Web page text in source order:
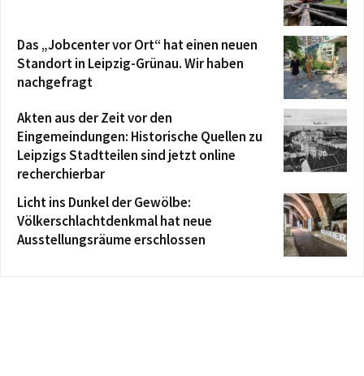
Das „Jobcenter vor Ort“ hat einen neuen
Standort in Leipzig-Grünau. Wir haben
nachgefragt
Akten aus der Zeit vor den
Eingemeindungen: Historische Quellen zu
Leipzigs Stadtteilen sind jetzt online
recherchierbar
Licht ins Dunkel der Gewölbe:
Völkerschlachtdenkmal hat neue
Ausstellungsräume erschlossen